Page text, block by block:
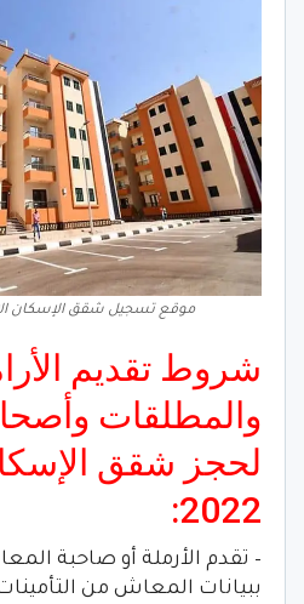
موقع تسجيل شقق الإسكان
شروط تقديم
والمطلقات
لحجز شقق
2022:
– تقدم الأرملة أو صاحبة
ببيانات المعاش من